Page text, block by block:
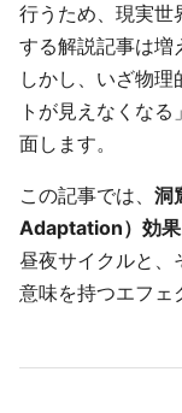
行うため、現実世
する解説記事は増
しかし、いざ物
トが見えなくな
面します。
この記事では、 洞
Adaptation）効
昼夜サイクルと、
意味を持つエフェ